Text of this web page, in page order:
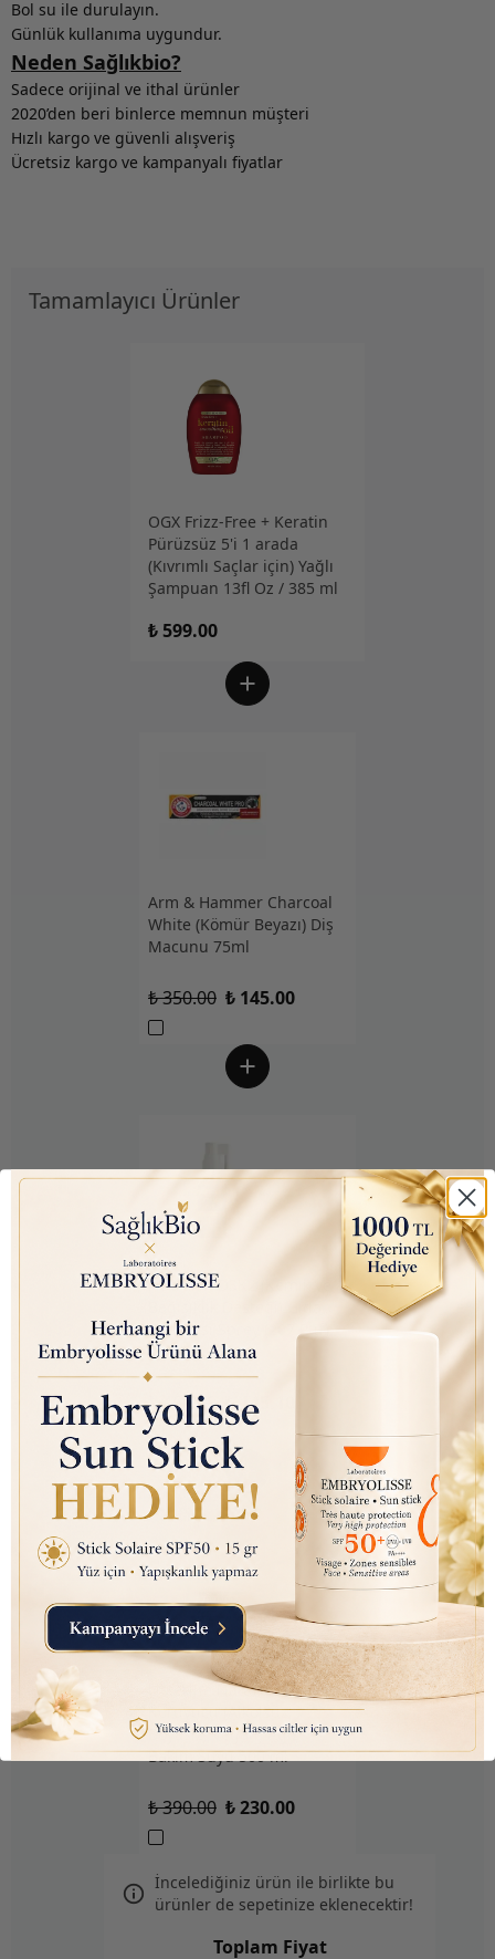
Bol su ile durulayın.
Günlük kullanıma uygundur.
Neden Sağlıkbio?
Sadece orijinal ve ithal ürünler
2020’den beri binlerce memnun müşteri
Hızlı kargo ve güvenli alışveriş
Ücretsiz kargo ve kampanyalı fiyatlar
Tamamlayıcı Ürünler
OGX Frizz-Free + Keratin
Pürüzsüz 5'i 1 arada
(Kıvrımlı Saçlar için) Yağlı
Şampuan 13fl Oz / 385 ml
₺ 599.00
Arm & Hammer Charcoal
White (Kömür Beyazı) Diş
Macunu 75ml
₺ 350.00 ₺ 145.00
Nutraxin D3K2 (Kemik ve
Takviyesi Sprey (207 Puf)
30ml
₺ 450.00 ₺ 145.10
Listerine Naturals Enamel
Koruyucu (Alkolsüz,
Boyasız, Vegan) Ağız
Bakım Suyu 500 ml
₺ 390.00 ₺ 230.00
İncelediğiniz ürün ile birlikte bu
ürünler de sepetinize eklenecektir!
Toplam Fiyat